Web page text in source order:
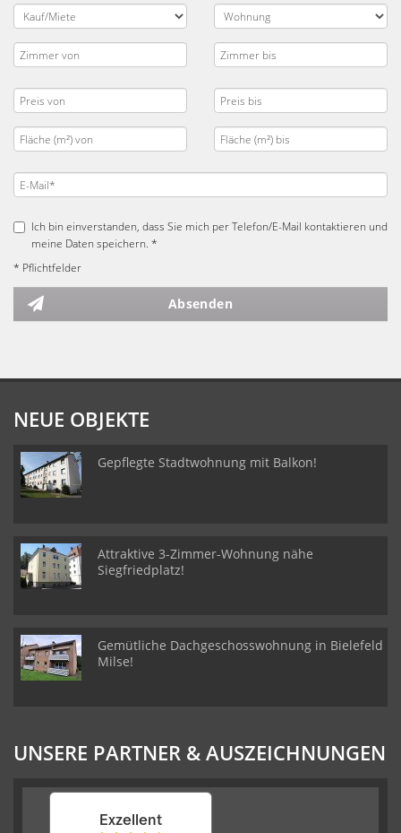
Ich bin einverstanden, dass Sie mich per Telefon/E-Mail kontaktieren und
meine Daten speichern. *
* Pflichtfelder
Absenden
NEUE OBJEKTE
Gepflegte Stadtwohnung mit Balkon!
Attraktive 3-Zimmer-Wohnung nähe
Siegfriedplatz!
Gemütliche Dachgeschosswohnung in Bielefeld
Milse!
UNSERE PARTNER & AUSZEICHNUNGEN